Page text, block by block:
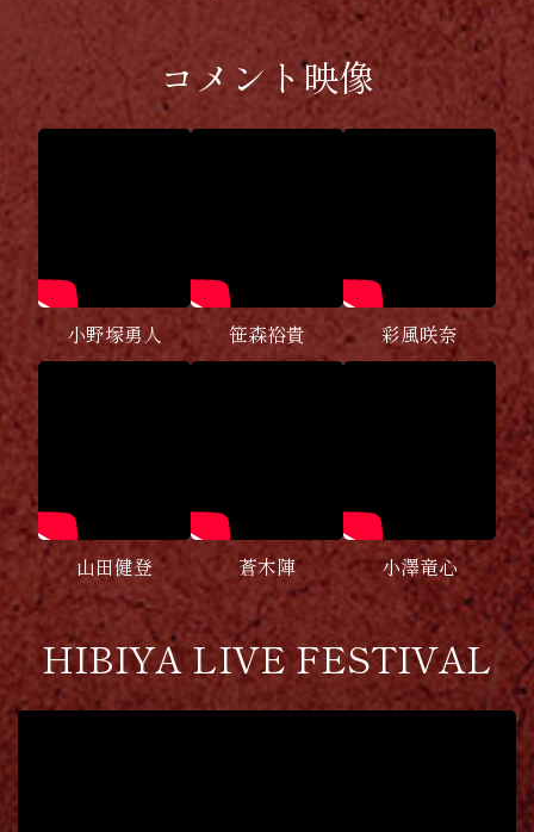
コメント映像
小野塚勇人 笹森裕貴 彩風咲奈
山田健登 蒼木陣 小澤竜心
HIBIYA LIVE FESTIVAL